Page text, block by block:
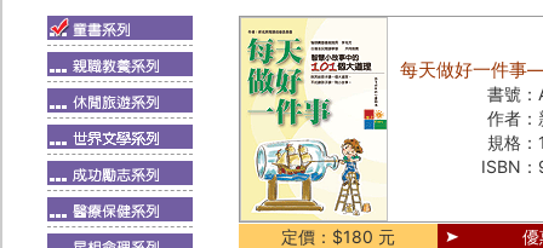
每天做好一件事
書號：
作者：
規格：
ISBN：
定價：$180 元